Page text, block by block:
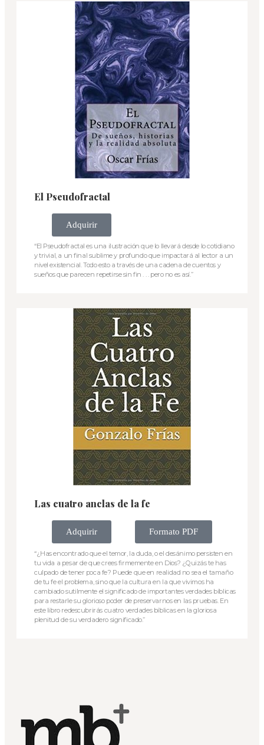
El Pseudofractal
Adquirir
“El Pseudofractal es una ilustración que lo llevará desde lo cotidiano
y trivial, a un final sublime y profundo que impactará al lector a un
nivel existencial. Todo esto a través de una cadena de cuentos y
sueños que parecen repetirse sin fin . . . pero no es así.”
Las cuatro anclas de la fe
Adquirir Formato PDF
“¿Has encontrado que el temor, la duda, o el desánimo persisten en
tu vida a pesar de que crees firmemente en Dios? ¿Quizás te has
culpado de tener poca fe? Puede que en realidad no sea el tamaño
de tu fe el problema, sino que la cultura en la que vivimos ha
cambiado sutilmente el significado de importantes verdades bíblicas
para restarle su glorioso poder de preservarnos en las pruebas. En
este libro redescubrirás cuatro verdades bíblicas en la gloriosa
plenitud de su verdadero significado.”